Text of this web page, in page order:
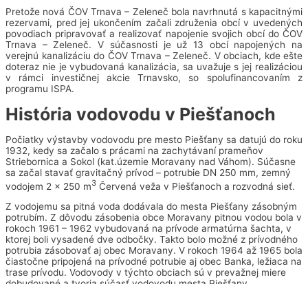
Pretože nová ČOV Trnava – Zeleneč bola navrhnutá s kapacitnými
rezervami, pred jej ukončením začali združenia obcí v uvedených
povodiach pripravovať a realizovať napojenie svojich obcí do ČOV
Trnava – Zeleneč. V súčasnosti je už 13 obcí napojených na
verejnú kanalizáciu do ČOV Trnava – Zeleneč. V obciach, kde ešte
doteraz nie je vybudovaná kanalizácia, sa uvažuje s jej realizáciou
v rámci investičnej akcie Trnavsko, so spolufinancovaním z
programu ISPA.
História vodovodu v Piešťanoch
Počiatky výstavby vodovodu pre mesto Piešťany sa datujú do roku
1932, kedy sa začalo s prácami na zachytávaní prameňov
Striebornica a Sokol (kat.územie Moravany nad Váhom). Súčasne
sa začal stavať gravitačný prívod – potrubie DN 250 mm, zemný
vodojem 2 x 250 m3 Červená veža v Piešťanoch a rozvodná sieť.
Z vodojemu sa pitná voda dodávala do mesta Piešťany zásobným
potrubím. Z dôvodu zásobenia obce Moravany pitnou vodou bola v
rokoch 1961 – 1962 vybudovaná na prívode armatúrna šachta, v
ktorej boli vysadené dve odbočky. Takto bolo možné z prívodného
potrubia zásobovať aj obec Moravany. V rokoch 1964 až 1965 bola
čiastočne pripojená na prívodné potrubie aj obec Banka, ležiaca na
trase prívodu. Vodovody v týchto obciach sú v prevažnej miere